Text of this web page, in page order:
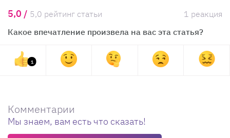
5,0 / 5,0 рейтинг статьи
1 реакция
Какое впечатление произвела на вас эта статья?
1
Комментарии
Мы знаем, вам есть что сказать!